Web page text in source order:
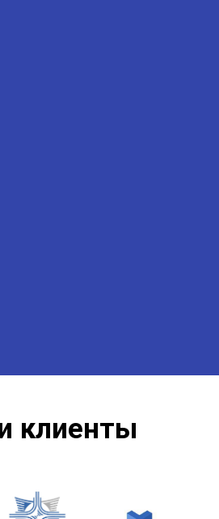
клиенты